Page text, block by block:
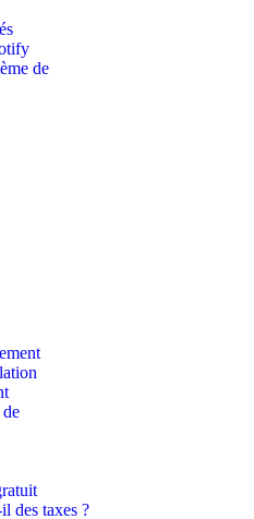
de
des taxes ?